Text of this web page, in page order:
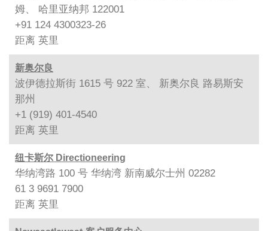
姆、 哈里亚纳邦 122001
+91 124 4300323-26
距离 英里
新奥尔良
波伊德拉斯街 1615 号 922 室、 新奥尔良 路易斯安
那州
+1 (919) 401-4540
距离 英里
纽卡斯尔 Directioneering
华纳湾路 100 号 华纳湾 新南威尔士州 02282
61 3 9691 7900
距离 英里